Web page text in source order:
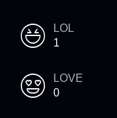
1
LOL
0
LOVE